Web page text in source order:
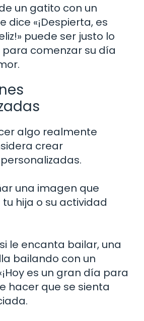
un gatito con un
dice «¡Despierta, es
puede ser justo lo
comenzar su día
algo realmente
crear
una imagen que
hija o su actividad
le encanta bailar, una
bailando con un
es un gran día para
hacer que se sienta